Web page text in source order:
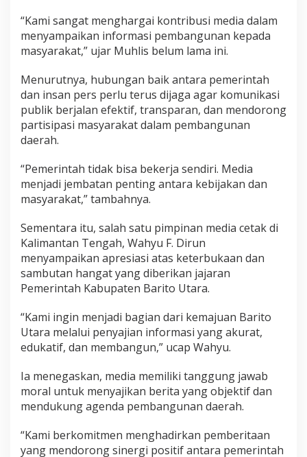
“Kami sangat menghargai kontribusi media dalam
menyampaikan informasi pembangunan kepada
masyarakat,” ujar Muhlis belum lama ini.
Menurutnya, hubungan baik antara pemerintah
dan insan pers perlu terus dijaga agar komunikasi
publik berjalan efektif, transparan, dan mendorong
partisipasi masyarakat dalam pembangunan
daerah.
“Pemerintah tidak bisa bekerja sendiri. Media
menjadi jembatan penting antara kebijakan dan
masyarakat,” tambahnya.
Sementara itu, salah satu pimpinan media cetak di
Kalimantan Tengah, Wahyu F. Dirun
menyampaikan apresiasi atas keterbukaan dan
sambutan hangat yang diberikan jajaran
Pemerintah Kabupaten Barito Utara.
“Kami ingin menjadi bagian dari kemajuan Barito
Utara melalui penyajian informasi yang akurat,
edukatif, dan membangun,” ucap Wahyu.
Ia menegaskan, media memiliki tanggung jawab
moral untuk menyajikan berita yang objektif dan
mendukung agenda pembangunan daerah.
“Kami berkomitmen menghadirkan pemberitaan
yang mendorong sinergi positif antara pemerintah